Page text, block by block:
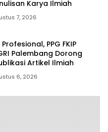
Karya Ilmiah
7, 2026
PPG FKIP
Palembang Dorong
Artikel Ilmiah
6, 2026